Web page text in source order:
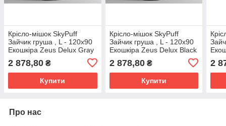
Крісло-мішок SkyPuff
Зайчик груша , L - 120х90
Екошкіра Zeus Delux Gray
2 878,80 ₴
Купити
Крісло-мішок SkyPuff
Зайчик груша , L - 120х90
Екошкіра Zeus Delux Black
2 878,80₴
Купити
2
Про нас